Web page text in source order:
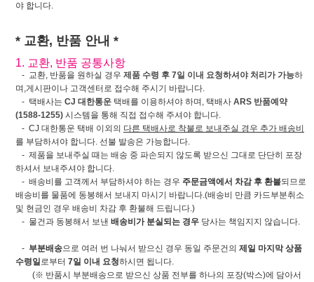
야 합니다.
* 교환, 반품 안내 *
1. 교환, 반품 공통사항
- 교환, 반품을 원하실 경우 제품 수령 후 7일 이내 요청하셔야 처리가 가능하
며,게시판이나 고객센터로 접수해 주시기 바랍니다.
- 택배사는 CJ 대한통운 택배를 이용하셔야 하며, 택배사 ARS 반품예약
(1588-1255) 시스템을 통해 직접 접수해 주셔야 합니다.
- CJ 대한통운 택배 이외의 다른 택배사로 착불로 보내주실 경우 추가 배송비
를 부담하셔야 합니다. 선불 발송은 가능합니다.
- 제품을 보내주실 때는 배송 중 파손되지 않도록 받으신 그대로 단단히 포장
하셔서 보내주셔야 합니다.
- 배송비를 고객께서 부담하셔야 하는 경우 주문금액에서 차감 후 환불되므로
배송비를 물품에 동봉해서 보내지 마시기 바랍니다.(배송비 만큼 카드부분취소
및 현금인 경우 배송비 차감 후 환불해 드립니다.)
- 물건과 동봉해서 보낸 배송비가 분실되는 경우 당사는 책임지지 않습니다.
- 부분배송으로 여러 번 나눠서 받으신 경우 동일 주문건의 제일 마지막 상품
수령일로부터 7일 이내 요청하시면 됩니다.
(※ 반품시 부분배송으로 받으신 상품 전부를 하나의 포장(박스)에 담아서